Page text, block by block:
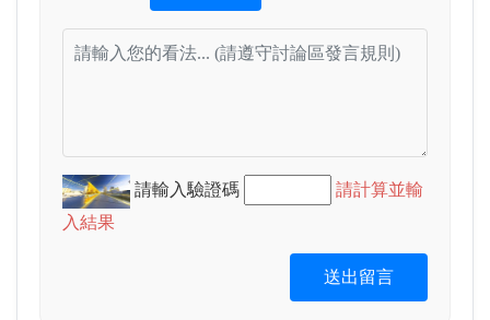
請輸入驗證碼
請計算並輸
入結果
送出留言